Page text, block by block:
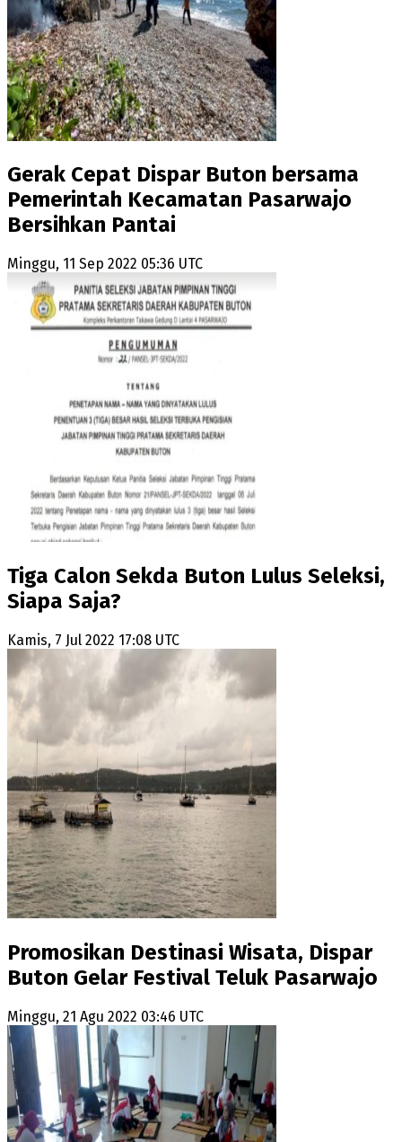
Gerak Cepat Dispar Buton bersama
Pemerintah Kecamatan Pasarwajo
Bersihkan Pantai
Minggu, 11 Sep 2022 05:36 UTC
Tiga Calon Sekda Buton Lulus Seleksi,
Siapa Saja?
Kamis, 7 Jul 2022 17:08 UTC
Promosikan Destinasi Wisata, Dispar
Buton Gelar Festival Teluk Pasarwajo
Minggu, 21 Agu 2022 03:46 UTC